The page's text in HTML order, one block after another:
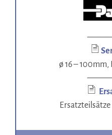
ø 16 –